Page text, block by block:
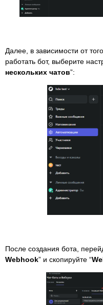
Далее, в зависимости от
работать бот, выберите
нескольких чатов”:
После создания бота,
Webhook” и скопируйте “